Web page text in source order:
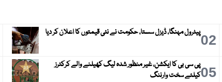
02پیٹرول مہنگا، ڈیزل سستا، حکومت نے نئی قیمتوں کا اعلان کر دیا
05پی سی بی کا ایکشن، غیر منظور شدہ لیگ کھیلنے والے کرکٹرز
کیلئے سخت وارننگ